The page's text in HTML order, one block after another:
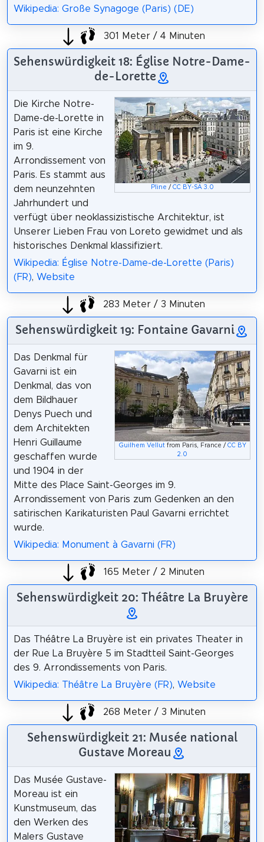
Wikipedia: Große Synagoge (Paris) (DE)
301 Meter / 4 Minuten
Sehenswürdigkeit 18: Église Notre-Dame-
de-Lorette
Pline /CC BY-SA 3.0
Die Kirche Notre-
Dame-de-Lorette in
Paris ist eine Kirche
im 9.
Arrondissement von
Paris. Es stammt aus
dem neunzehnten
Jahrhundert und
verfügt über neoklassizistische Architektur, ist
Unserer Lieben Frau von Loreto gewidmet und als
historisches Denkmal klassifiziert.
Wikipedia: Église Notre-Dame-de-Lorette (Paris)
(FR), Website
283 Meter / 3 Minuten
Sehenswürdigkeit 19: Fontaine Gavarni
Guilhem Vellutfrom Paris, France / CC BY
2.0
Das Denkmal für
Gavarni ist ein
Denkmal, das von
dem Bildhauer
Denys Puech und
dem Architekten
Henri Guillaume
geschaffen wurde
und 1904 in der
Mitte des Place Saint-Georges im 9.
Arrondissement von Paris zum Gedenken an den
satirischen Karikaturisten Paul Gavarni errichtet
wurde.
Wikipedia: Monument à Gavarni (FR)
165 Meter / 2 Minuten
Sehenswürdigkeit 20: Théâtre La Bruyère
Das Théâtre La Bruyère ist ein privates Theater in
der Rue La Bruyère 5 im Stadtteil Saint-Georges
des 9. Arrondissements von Paris.
Wikipedia: Théâtre La Bruyère (FR), Website
268 Meter / 3 Minuten
Sehenswürdigkeit 21: Musée national
Gustave Moreau
Das Musée Gustave-
Moreau ist ein
Kunstmuseum, das
den Werken des
Malers Gustave